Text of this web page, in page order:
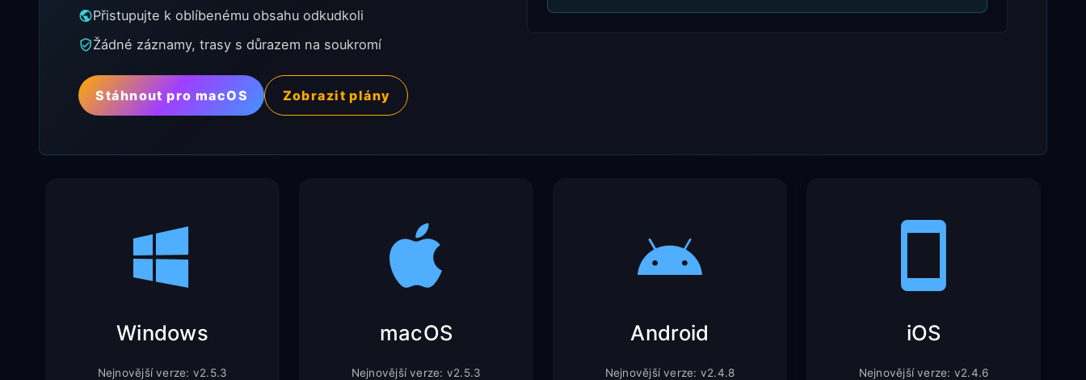
Přistupujte k oblíbenému obsahu odkudkoli
Žádné záznamy, trasy s důrazem na soukromí
Stáhnout pro macOS Zobrazit plány
Windows
Nejnovější verze: v2.5.3
macOS
Nejnovější verze: v2.5.3
Android
Nejnovější verze: v2.4.8
iOS
Nejnovější verze: v2.4.6